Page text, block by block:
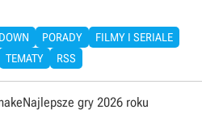
PORADY
FILMY I SERIALE
TEMATY RSS
Najlepsze gry 2026 roku